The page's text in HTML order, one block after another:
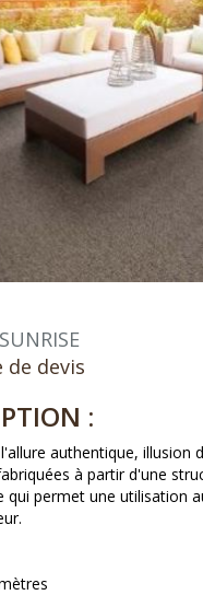
de devis
:
authentique, illusion
à partir d'une
qui permet une utilisation